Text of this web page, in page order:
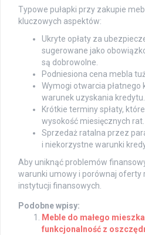
Typowe pułapki przy zakupie
kluczowych aspektów:
Ukryte opłaty za
sugerowane jako
są dobrowolne.
Podniesiona cena mebla
Wymogi otwarcia płatnego
warunek uzyskania kredytu.
Krótkie terminy spłaty,
wysokość miesięcznych rat.
Sprzedaż ratalna przez
i niekorzystne warunki
Aby uniknąć problemów
warunki umowy i porównaj oferty
instytucji finansowych.
Podobne wpisy:
Meble do małego
funkcjonalność z